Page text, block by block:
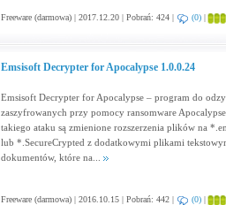
Freeware (darmowa) | 2017.12.20 | Pobrań: 424 | (0)|
Emsisoft Decrypter for Apocalypse 1.0.0.24
Emsisoft Decrypter for Apocalypse – program do
zaszyfrowanych przy pomocy ransomware
takiego ataku są zmienione rozszerzenia plików na
lub *.SecureCrypted z dodatkowymi plikami
dokumentów, które na...
Freeware (darmowa) | 2016.10.15 | Pobrań: 442 | (0)|